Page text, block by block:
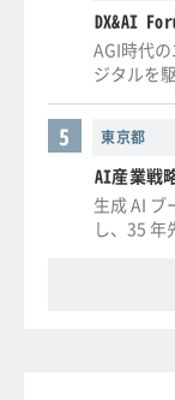
DX&AI
AGI時代
ジタルを
東京都
5
AI産業戦
生成 AI
し、35 年